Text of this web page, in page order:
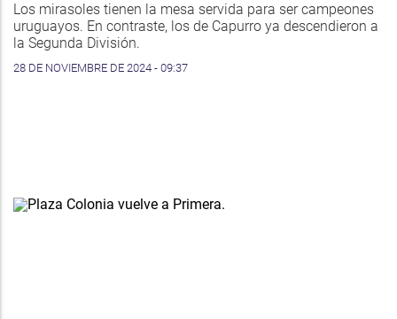
Los mirasoles tienen la mesa servida para ser campeones
uruguayos. En contraste, los de Capurro ya descendieron a
la Segunda División.
28 DE NOVIEMBRE DE 2024 - 09:37